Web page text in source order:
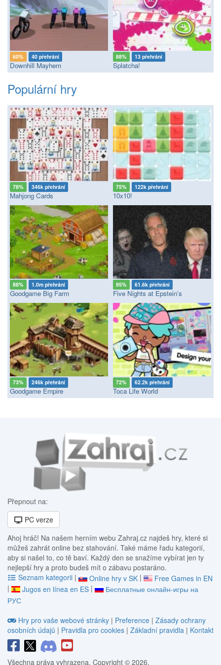
60% 40 přehrání
Downhill Mayhem
88% 13 přehrání
Splatcha!
Populární hry
78% 346k přehrání
Mahjong Cards
75% 122k přehrání
10x10!
88% 1.0m přehrání
Goodgame Big Farm
95% 61.6k přehrání
Five Nights at Epstein’s
73% 246k přehrání
Goodgame Empire
72% 62.2k přehrání
Toca Life World
Přepnout na:
PC verze
Ahoj hráč! Na našem herním webu Zahraj.cz najdeš hry, které si
můžeš zahrát online bez stahování. Také máme řadu kategorií,
aby si našel to, co tě baví. Každý den se snažíme vybírat jen ty
nejlepší hry a proto budeš mít o zábavu postaráno.
Seznam kategorii | Online hry v SK |
Free Games in EN
|
Jugos en línea en ES |
Бесплатные онлайн-игры на
РУС
Hry pro vaše webové stránky | Preference | Zásady ochrany
osobních údajů | Pravidla pro cookies | Základní pravidla | Kontakt
Všechna práva vyhrazena. Copyright © 2026.